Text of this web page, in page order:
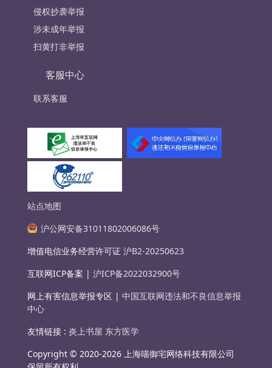
侵权抄袭举报
涉未成年举报
扫黄打非举报
客服中心
联系客服
站点地图
沪公网安备31011802006086号
增值电信业务经营许可证 沪B2-20250623
互联网ICP备案 | 沪ICP备2022032900号
网上有害信息举报专区 | 中国互联网违法和不良信息举报
中心
友情链接 : 炎上书屋 东方医学
Copyright © 2020-2026 上海喵御宅网络科技有限公司